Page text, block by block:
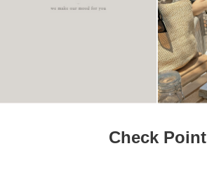
Check Point